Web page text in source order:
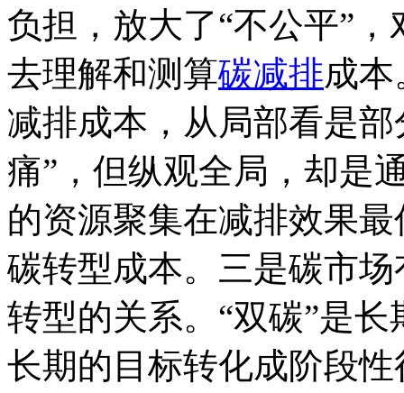
负担，放大了“不公平”
去理解和测算碳减排成
减排成本，从局部看是
痛”，但纵观全局，却是
的资源聚集在减排效果
碳转型成本。三是碳市
转型的关系。“双碳”是
长期的目标转化成阶段